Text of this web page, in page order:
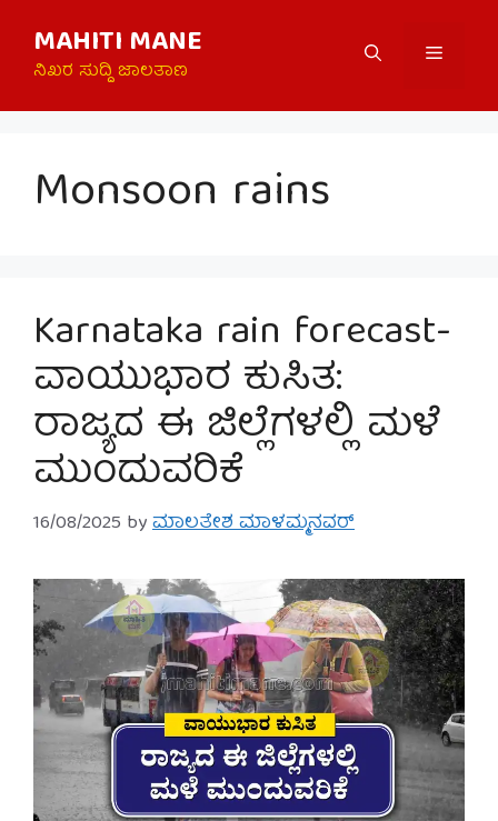
content
MAHITI MANE
ನಿಖರ ಸುದ್ದಿ ಜಾಲತಾಣ
Menu
Monsoon rains
Karnataka rain forecast-
ವಾಯುಭಾರ ಕುಸಿತ:
ರಾಜ್ಯದ ಈ ಜಿಲ್ಲೆಗಳಲ್ಲಿ ಮಳೆ
ಮುಂದುವರಿಕೆ
16/08/2025 byಮಾಲತೇಶ ಮಾಳಮ್ಮನವರ್